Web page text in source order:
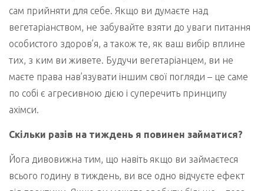
сам прийняти для себе. Якщо ви думаєте над
вегетаріанством, не забувайте взяти до уваги питання
особистого здоров’я, а також те, як ваш вибір вплине
тих, з ким ви живете. Будучи вегетаріанцем, ви не
маєте права нав’язувати іншим свої погляди – це саме
по собі є агресивною дією і суперечить принципу
ахімси.
Скільки разів на тиждень я повинен займатися?
Йога дивовижна тим, що навіть якщо ви займаєтеся
всього годину в тиждень, ви все одно відчуєте ефект